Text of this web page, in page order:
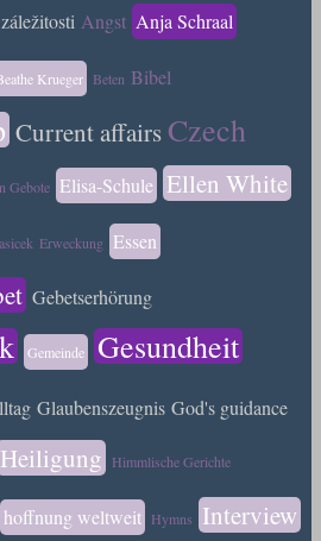
Angst Anja Schraal
Krueger Beten Bibel
Current affairs Czech
Gebote Elisa-Schule Ellen White
Erweckung Essen
Gebetserhörung
Gemeinde
Gesundheit
Glaubenszeugnis God's guidance
Heiligung Himmlische Gerichte
hoffnung weltweit Hymns
Interview